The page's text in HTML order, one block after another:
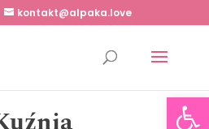
kontakt@alpaka.love